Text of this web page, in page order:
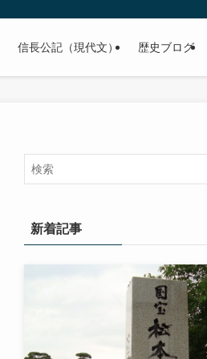
します。
信長公記（現代文） 歴史ブログ
新着記事